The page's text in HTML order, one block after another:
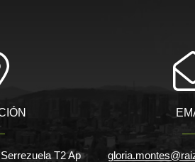
T2 Ap